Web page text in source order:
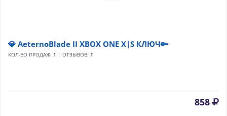
💎 AeternoBlade II XBOX ONE X|S КЛЮЧ🔑
КОЛ-ВО ПРОДАЖ: 1 | ОТЗЫВОВ: 1
858